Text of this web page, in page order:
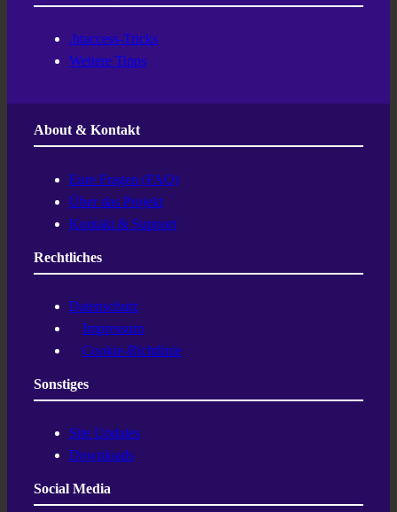
.htaccess-Tricks
Weitere Tipps
About & Kontakt
Eure Fragen (FAQ)
Über das Projekt
Kontakt & Support
Rechtliches
Datenschutz
Impressum
Cookie-Richtlinie
Sonstiges
Site Updates
Downloads
Social Media